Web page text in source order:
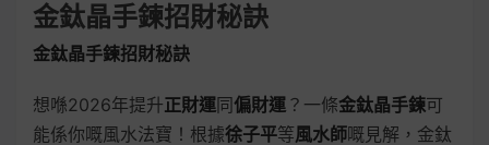
金鈦晶手鍊招財秘訣
金鈦晶手鍊招財秘訣
想喺2026年提升正財運同偏財運 ？一條金鈦晶手鍊可
能係你嘅風水法寶！根據徐子平等風水師嘅見解，金鈦